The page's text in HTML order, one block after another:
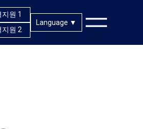
지원 1
지원 2
Language ▼